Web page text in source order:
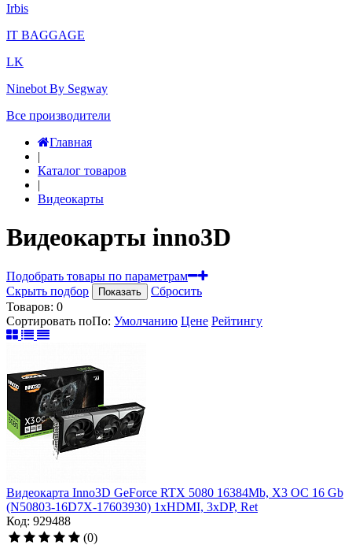
Irbis
IT BAGGAGE
LK
Ninebot By Segway
Все производители
Главная
|
Каталог товаров
|
Видеокарты
Видеокарты inno3D
Подобрать товары по параметрам
Скрыть подбор
Показать
Сбросить
Товаров: 0
Сортировать поПо: Умолчанию Цене Рейтингу
Видеокарта Inno3D GeForce RTX 5080 16384Mb, X3 OC 16 Gb
(N50803-16D7X-17603930) 1xHDMI, 3xDP, Ret
Код: 929488
(0)